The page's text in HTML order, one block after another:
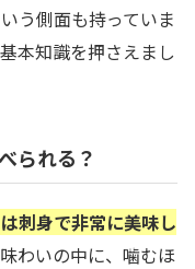
う側面も持っていま
本知識を押さえまし
られる？
刺身で非常に美味し
わいの中に、噛むほ